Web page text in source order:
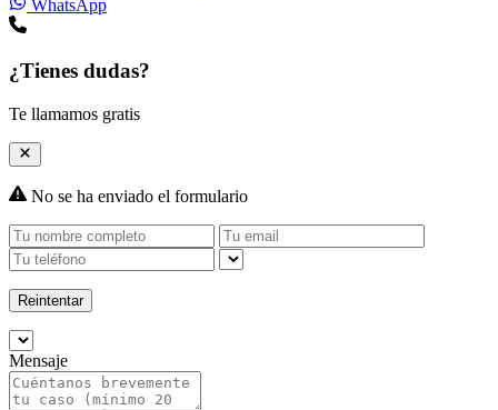
WhatsApp
¿Tienes dudas?
Te llamamos gratis
No se ha enviado el formulario
Reintentar
Mensaje